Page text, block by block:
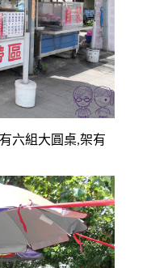
六組大圓桌,架有